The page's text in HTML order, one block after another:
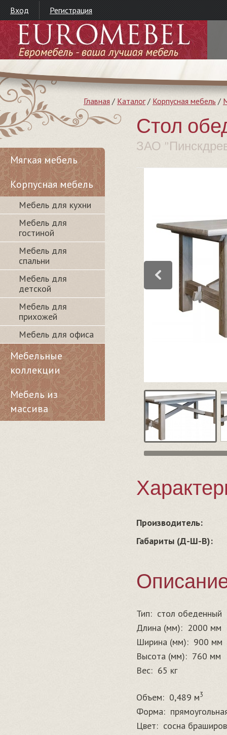
Вход Регистрация
Главная / Каталог/ Корпусная мебель /
Стол
ЗАО
Производитель:
Габариты (Д-Ш-В):
Тип: стол обеденный
Длина (мм): 2000 мм
Ширина (мм): 900 мм
Высота (мм): 760 мм
Вес: 65 кг
Объем: 0,489 м3
Форма:
Цвет: сосна
Мягкая мебель
Корпусная мебель
Мебель для кухни
Мебель для
гостиной
Мебель для
спальни
Мебель для
детской
Мебель для
прихожей
Мебель для офиса
Мебельные
коллекции
Мебель из
массива